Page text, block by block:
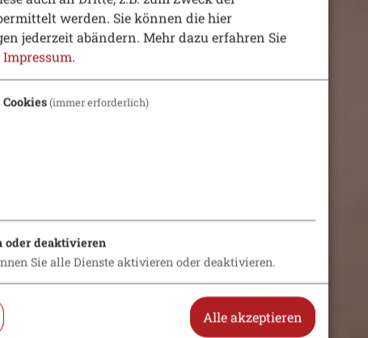
werden. Sie können die hier
jederzeit abändern. Mehr dazu erfahren Sie
Impressum.
(immer erforderlich)
oder deaktivieren
Sie alle Dienste aktivieren oder deaktivieren.
Alle akzeptieren